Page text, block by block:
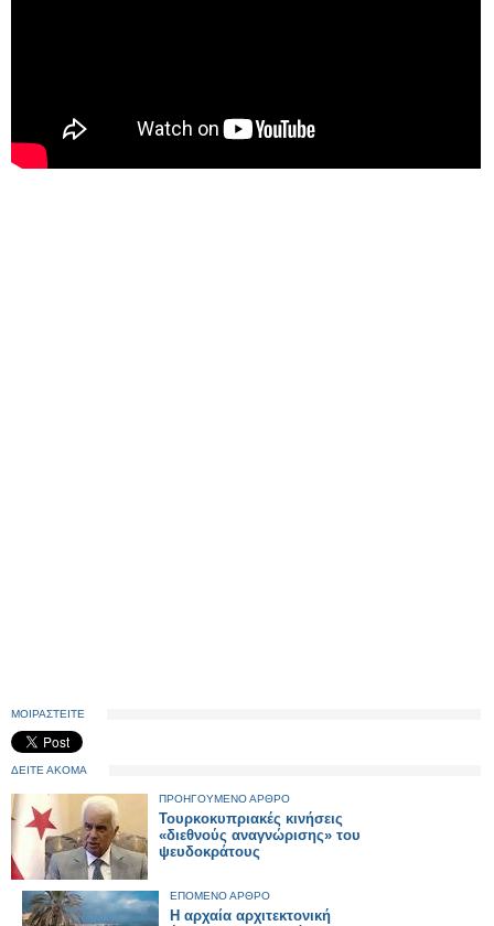
ΜΟΙΡΑΣΤΕΙΤΕ
ΔΕΙΤΕ ΑΚΟΜΑ
ΠΡΟΗΓΟΥΜΕΝΟ ΑΡΘΡΟ
Τουρκοκυπριακές κινήσεις
«διεθνούς αναγνώρισης» του
ψευδοκράτους
ΕΠΟΜΕΝΟ ΑΡΘΡΟ
Η αρχαία αρχιτεκτονική